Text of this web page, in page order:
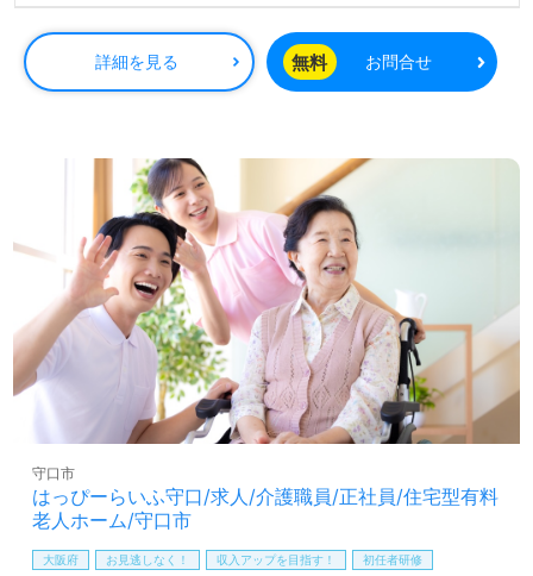
全』の思いを主軸に『お客様が求めるニーズに応えられる
最高のサポート』を実現される企業様です。
◎高齢者を”心”から支える情熱の介護支援！未来を描く
看護助手や介護職経験のある方をお迎えします。多彩なキ
ャリアプラン、魅力のスキルアップ応援制度、職員様同士
の協力体制、自分の意見や気持ちが伝えやすい環境面も嬉
しいポイント！『ご利用者様のお役に立ちたい、資格/経験
を活かしたい』『モチベーション高く働きたい、働きが
い、成長を加速させたい』『介護業界への想いをカタチに
したい』『施設形態や環境を変えて働きたい』等の方も大
歓迎です！募集詳細等、担当コンサルタントよりご案内し
ます。お問い合わせも遠慮なくお願いします。
医療/福祉業界の正社員/パート求人探しは【ウィルオブ介
護】＊求人情報収集、将来的に検討の方も遠慮なく＊
相談可能です。転職相談、求人紹介、年収交渉など完全無
料サービスをご利用いただけます。＜非公開求人も取扱い
あり！＞"転職支援"のプロと一緒に転職活動！お問い合わ
せお待ちしております。
詳細を見る 無料 お問合せ
はっぴーらいふ守口/求人/介護職員/正社員/住宅型有料
老人ホーム/守口市
守口市
大阪府 お見逃しなく！ 収入アップを目指す！ 初任者研修